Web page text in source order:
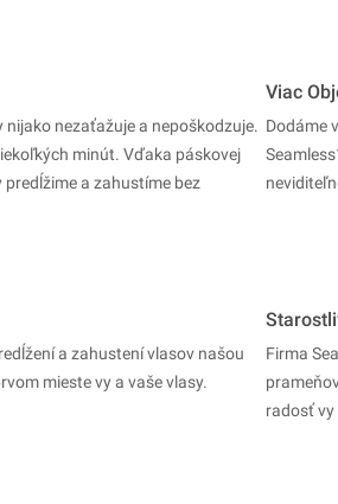
nezaťažuje a nepoškodzuje.
minút. Vďaka páskovej
a zahustíme bez
Viac
Dodáme
a zahustení vlasov našou
mieste vy a vaše vlasy.
Firma
radosť vy